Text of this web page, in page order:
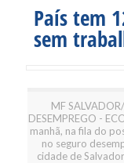
País tem
sem
MF
DESEMPREGO -
manhã, na fila do
no seguro
cidade de